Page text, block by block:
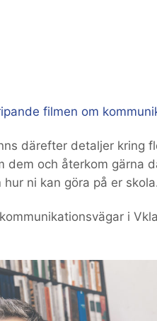
filmen om
därefter detaljer kring
dem och återkom gärna
ni kan göra på er
i